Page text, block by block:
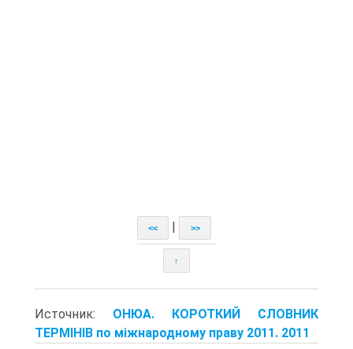
<< >>
↑
Источник: ОНЮА. КОРОТКИЙ СЛОВНИК
ТЕРМІНІВ по міжнародному праву 2011. 2011